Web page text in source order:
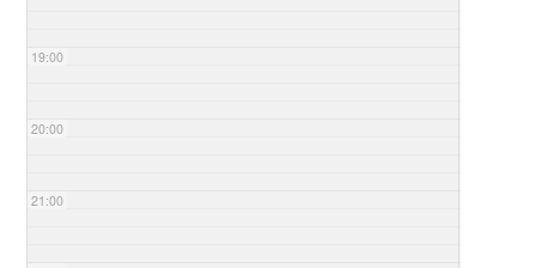
19:00
20:00
21:00